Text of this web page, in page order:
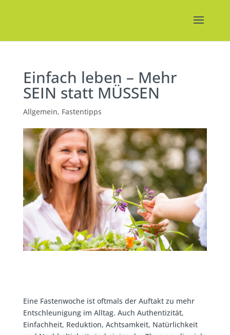
Einfach leben – Mehr
SEIN statt MÜSSEN
Allgemein, Fastentipps
Eine Fastenwoche ist oftmals der Auftakt zu mehr
Entschleunigung im Alltag. Auch Authentizität,
Einfachheit, Reduktion, Achtsamkeit, Natürlichkeit